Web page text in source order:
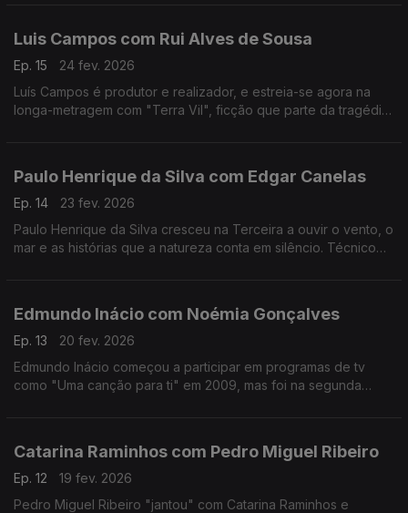
Luis Campos com Rui Alves de Sousa
Ep. 15
24 fev. 2026
Luís Campos é produtor e realizador, e estreia-se agora na
longa-metragem com "Terra Vil", ficção que parte da tragédia
Paulo Henrique da Silva com Edgar Canelas
Ep. 14
23 fev. 2026
Paulo Henrique da Silva cresceu na Terceira a ouvir o vento, o
mar e as histórias que a natureza conta em silêncio. Técnico
Edmundo Inácio com Noémia Gonçalves
Ep. 13
20 fev. 2026
Edmundo Inácio começou a participar em programas de tv
como "Uma canção para ti" em 2009, mas foi na segunda
Catarina Raminhos com Pedro Miguel Ribeiro
Ep. 12
19 fev. 2026
Pedro Miguel Ribeiro "jantou" com Catarina Raminhos e